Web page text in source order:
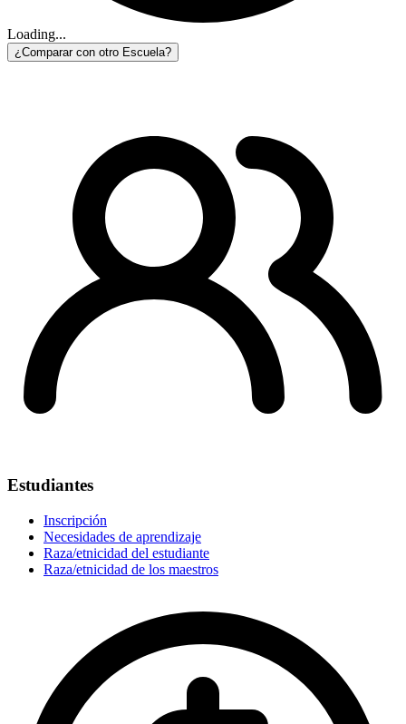
Loading...
¿Comparar con otro Escuela?
Estudiantes
Inscripción
Necesidades de aprendizaje
Raza/etnicidad del estudiante
Raza/etnicidad de los maestros